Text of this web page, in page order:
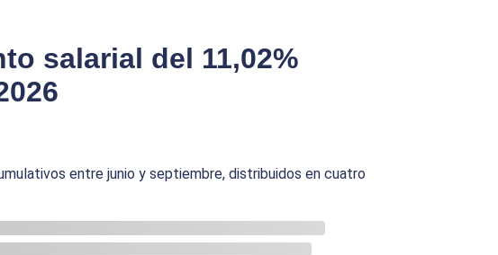
salarial del 11,02%
entre junio y septiembre, distribuidos en cuatro